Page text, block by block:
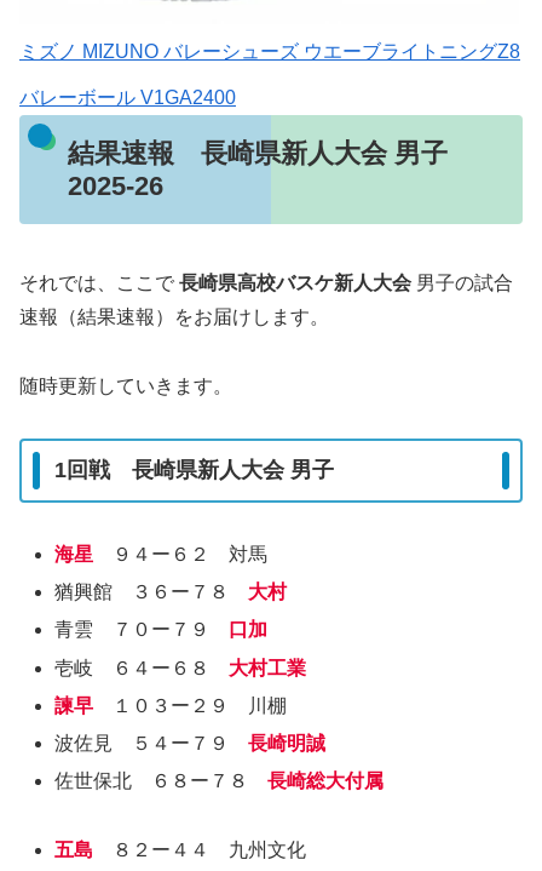
ミズノ MIZUNO バレーシューズ ウエーブライトニングZ8
バレーボール V1GA2400
結果速報 長崎県新人大会 男子
2025-26
それでは、ここで 長崎県高校バスケ新人大会 男子の試合
速報（結果速報）をお届けします。
随時更新していきます。
1回戦 長崎県新人大会 男子
海星 ９４ー６２ 対馬
猶興館 ３６ー７８ 大村
青雲 ７０ー７９
口加
壱岐 ６４ー６８ 大村工業
諫早 １０３ー２９ 川棚
波佐見 ５４ー７９長崎明誠
佐世保北 ６８ー７８長崎総大付属
五島 ８２ー４４ 九州文化